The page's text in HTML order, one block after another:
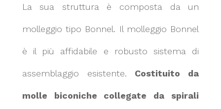
La sua struttura è composta da un
molleggio tipo Bonnel. Il molleggio Bonnel
è il più affidabile e robusto sistema di
assemblaggio esistente. Costituito da
molle biconiche collegate da spirali